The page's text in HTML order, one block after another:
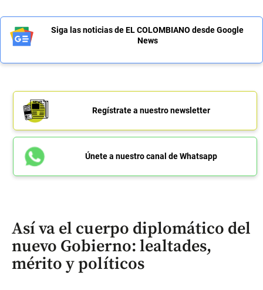
Siga las noticias de EL COLOMBIANO desde Google
News
Regístrate a nuestro newsletter
Únete a nuestro canal de Whatsapp
Así va el cuerpo diplomático del
nuevo Gobierno: lealtades,
mérito y políticos